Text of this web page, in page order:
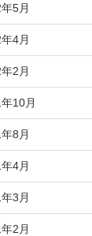
5月
4月
2月
10月
8月
4月
3月
2月